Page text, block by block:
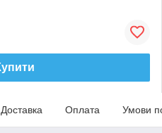
Доставка Оплата Умови